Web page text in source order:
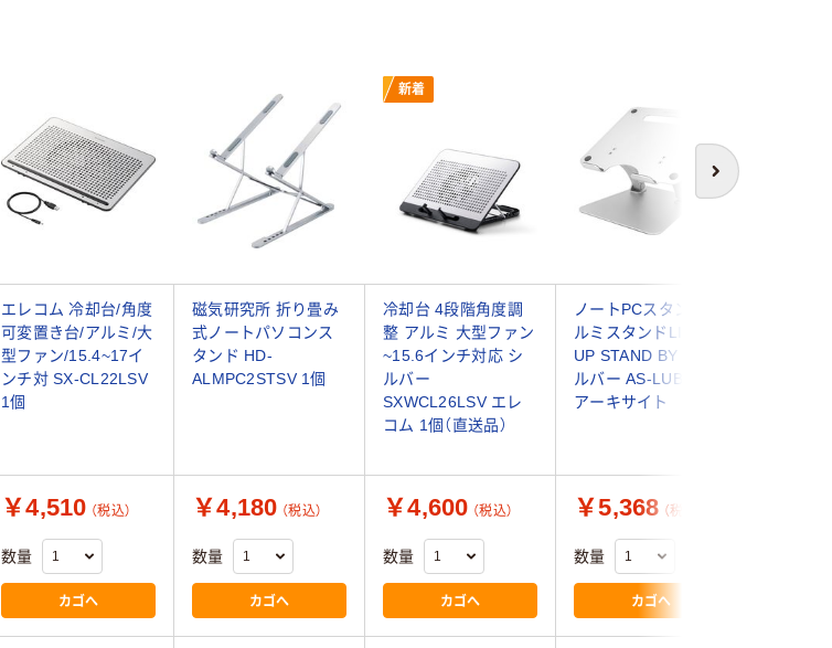
次へ
新着
エレコム 冷却台/角度
可変置き台/アルミ/大
型ファン/15.4~17イ
ンチ対 SX-CL22LSV
1個
磁気研究所 折り畳み
式ノートパソコンス
タンド HD-
ALMPC2STSV 1個
冷却台 4段階角度調
整 アルミ 大型ファン
~15.6インチ対応 シ
ルバー
SXWCL26LSV エレ
コム 1個（直送品）
ノートPCスタンド ア
ルミスタンドLIFT
UP STAND BY ME シ
ルバー AS-LUBM-SL
アーキサイト
￥4,510 （税込）
数量
カゴへ
￥4,180 （税込）
数量
カゴへ
￥4,600 （税込）
数量
カゴへ
￥5,368 （税込）
数量
カゴへ